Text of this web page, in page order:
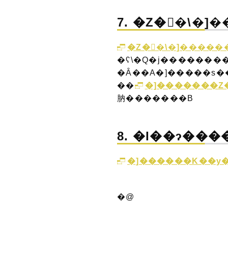
7.
��
肭�������B
8.
�@